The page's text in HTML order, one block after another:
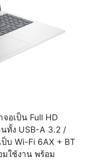
อเป็น Full HD
ทั้ง USB-A 3.2 /
บ Wi-Fi 6AX + BT
มใช้งาน พร้อม